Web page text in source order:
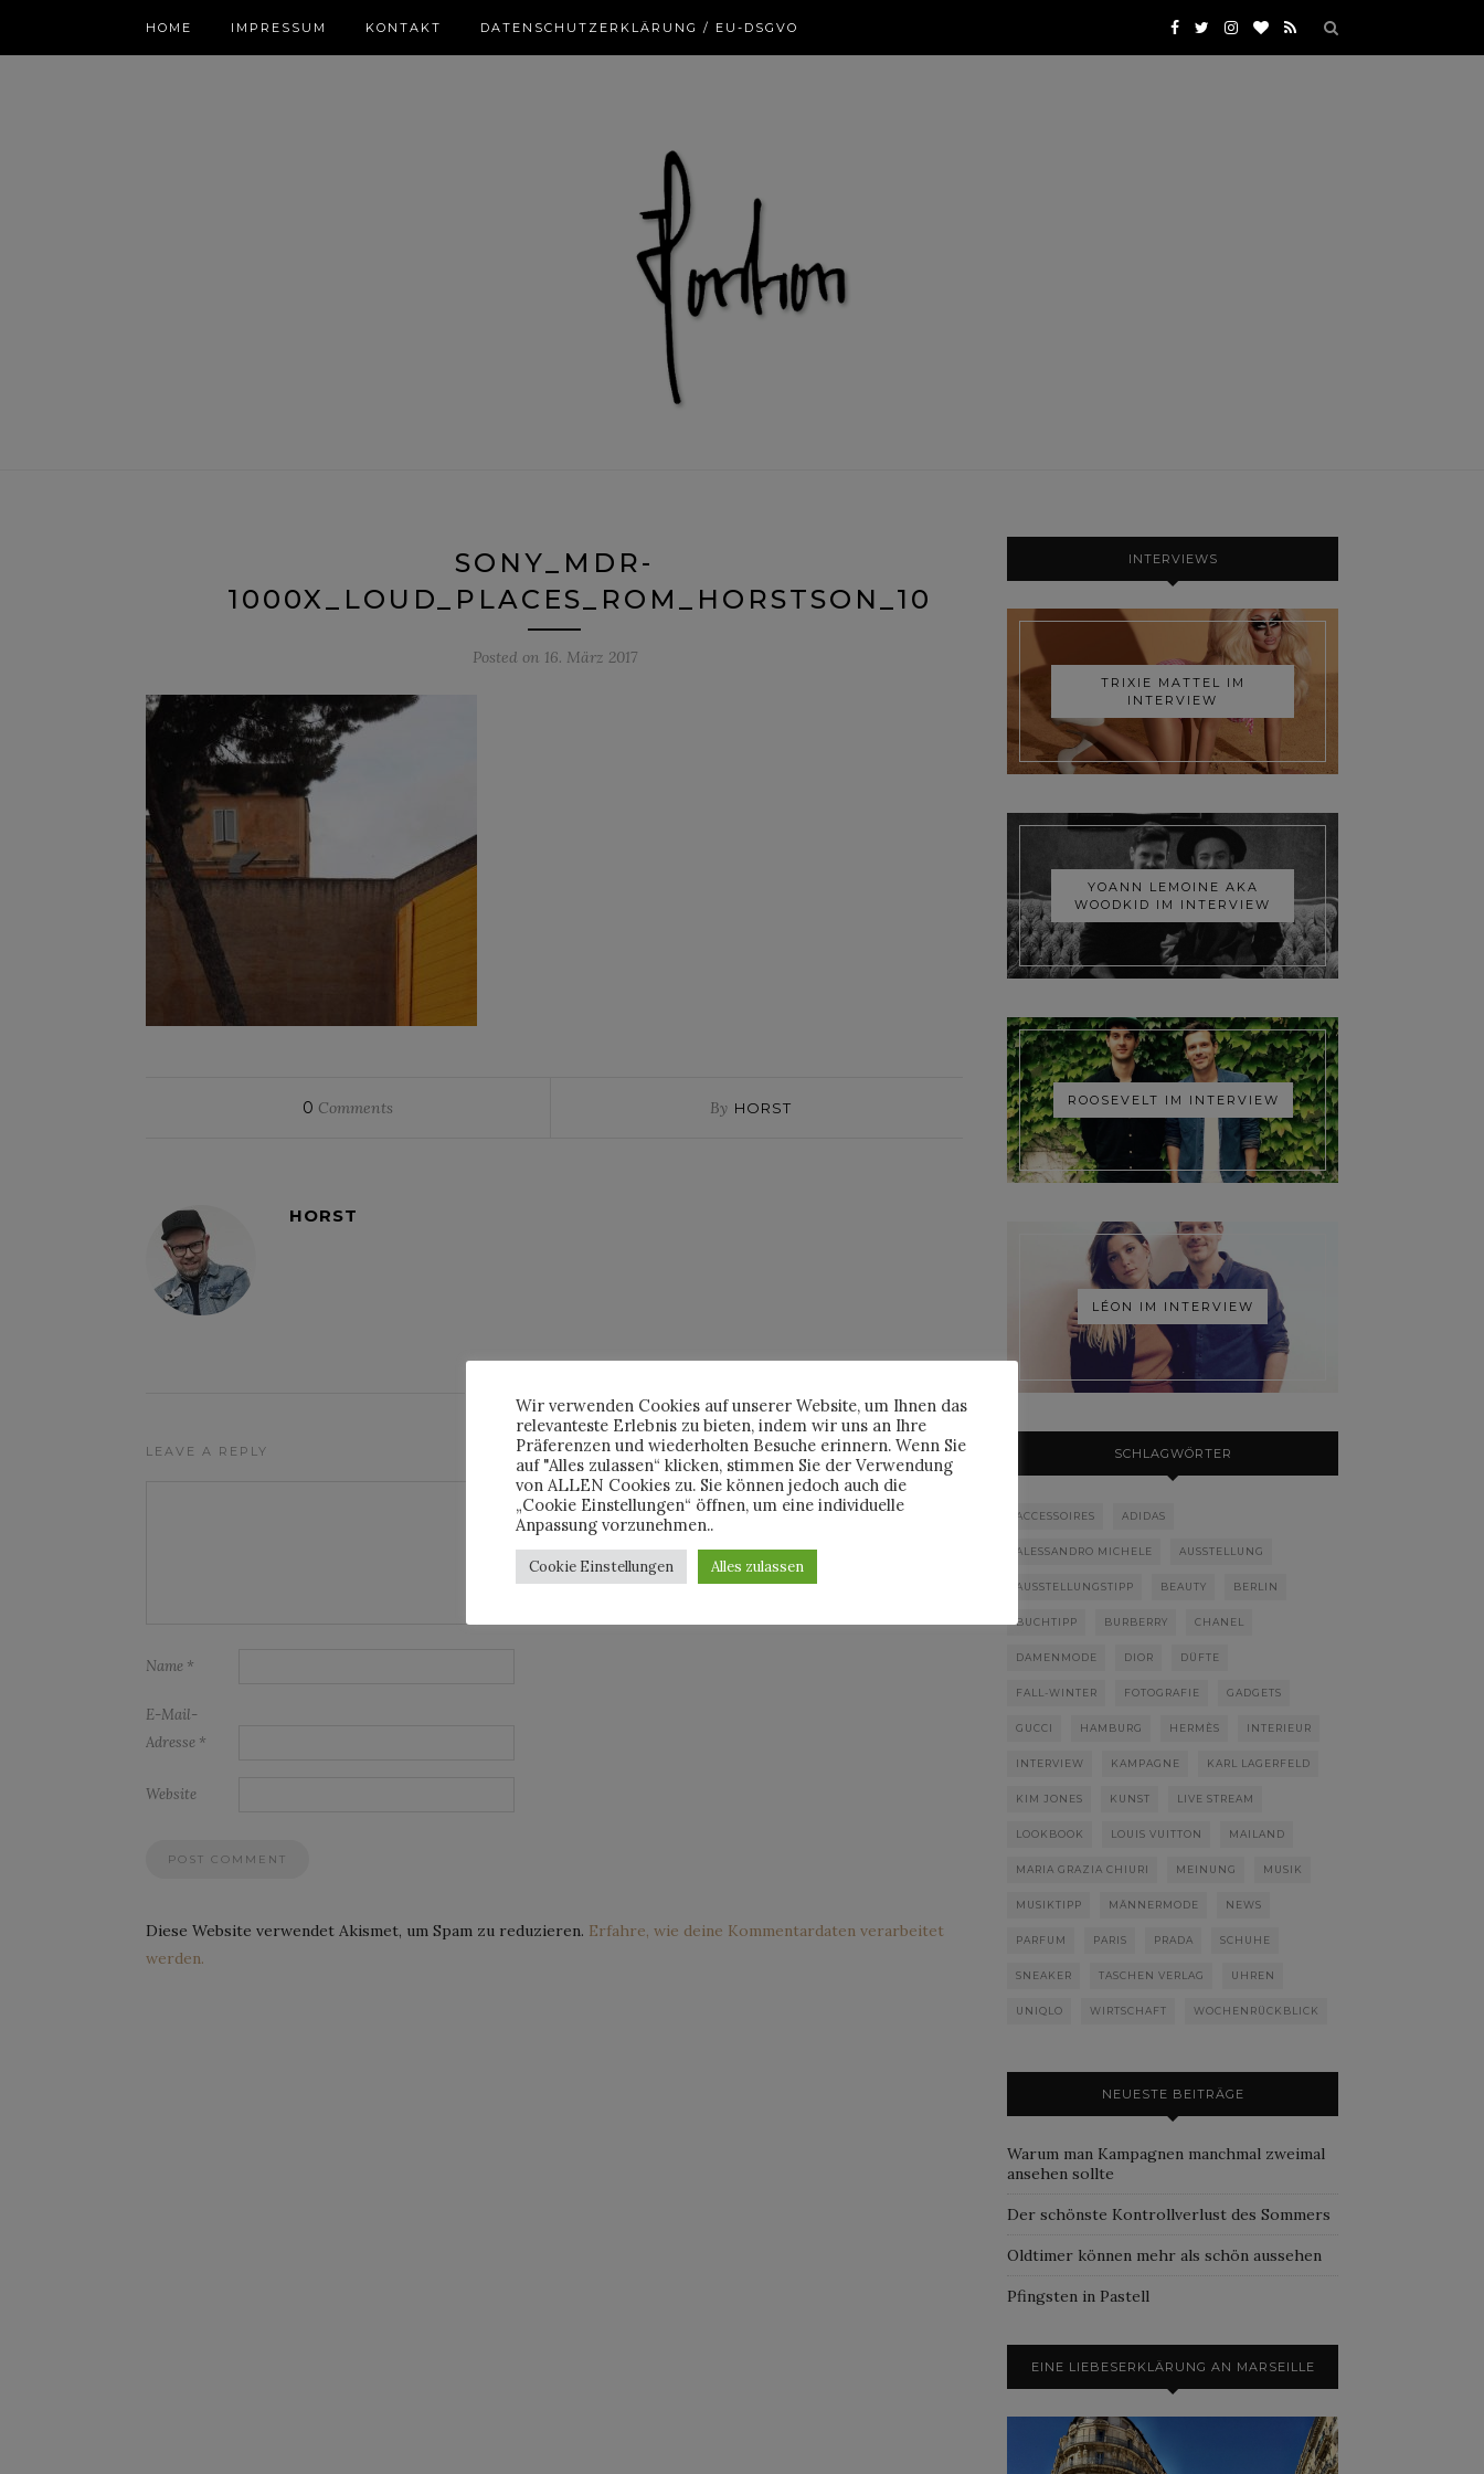
HOME IMPRESSUM KONTAKT DATENSCHUTZERKLÄRUNG / EU-DSGVO
SONY_MDR-
1000X_LOUD_PLACES_ROM_HORSTSON_10
Posted on 16. März 2017
0 Comments By HORST
HORST
LEAVE A REPLY
Name *
E-Mail-
Adresse *
Website
Diese Website verwendet Akismet, um Spam zu reduzieren. Erfahre, wie deine Kommentardaten verarbeitet
werden.
INTERVIEWS
TRIXIE MATTEL IM
INTERVIEW
YOANN LEMOINE AKA
WOODKID IM INTERVIEW
ROOSEVELT IM INTERVIEW
LÉON IM INTERVIEW
SCHLAGWÖRTER
ACCESSOIRES ADIDAS
ALESSANDRO MICHELE AUSSTELLUNG
AUSSTELLUNGSTIPP BEAUTY BERLIN
BUCHTIPP BURBERRY CHANEL
DAMENMODE DIOR DÜFTE
FALL-WINTER FOTOGRAFIE GADGETS
GUCCI HAMBURG HERMÈS INTERIEUR
INTERVIEW KAMPAGNE KARL LAGERFELD
KIM JONES KUNST LIVE STREAM
LOOKBOOK LOUIS VUITTON MAILAND
MARIA GRAZIA CHIURI MEINUNG MUSIK
MUSIKTIPP MÄNNERMODE NEWS
PARFUM PARIS PRADA SCHUHE
SNEAKER TASCHEN VERLAG UHREN
UNIQLO WIRTSCHAFT WOCHENRÜCKBLICK
NEUESTE BEITRÄGE
Warum man Kampagnen manchmal zweimal
ansehen sollte
Der schönste Kontrollverlust des Sommers
Oldtimer können mehr als schön aussehen
Pfingsten in Pastell
EINE LIEBESERKLÄRUNG AN MARSEILLE
Wir verwenden Cookies auf unserer Website, um Ihnen das
relevanteste Erlebnis zu bieten, indem wir uns an Ihre
Präferenzen und wiederholten Besuche erinnern. Wenn Sie
auf "Alles zulassen“ klicken, stimmen Sie der Verwendung
von ALLEN Cookies zu. Sie können jedoch auch die
„Cookie Einstellungen“ öffnen, um eine individuelle
Anpassung vorzunehmen..
Cookie Einstellungen Alles zulassen